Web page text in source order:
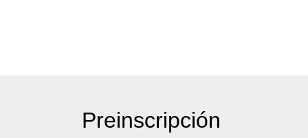
Preinscripción